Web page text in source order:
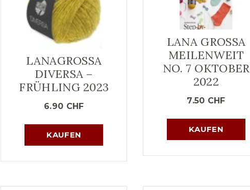
LANAGROSSA
DIVERSA –
FRÜHLING 2023
6.90 CHF
KAUFEN
LANA GROSSA
MEILENWEIT
NO. 7 OKTOBER
2022
7.50 CHF
KAUFEN